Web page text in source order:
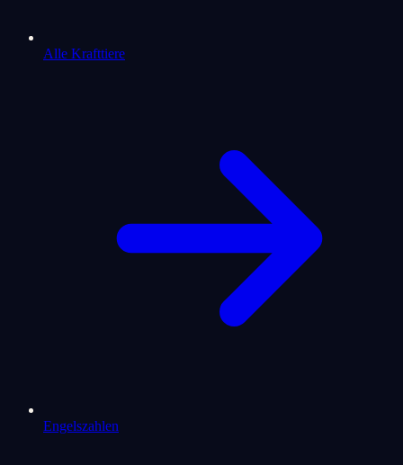
Alle Krafttiere
Engelszahlen